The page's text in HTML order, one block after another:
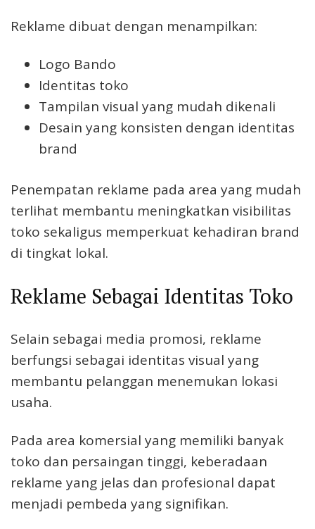
Reklame dibuat dengan menampilkan:
Logo Bando
Identitas toko
Tampilan visual yang mudah dikenali
Desain yang konsisten dengan identitas
brand
Penempatan reklame pada area yang mudah
terlihat membantu meningkatkan visibilitas
toko sekaligus memperkuat kehadiran brand
di tingkat lokal.
Reklame Sebagai Identitas Toko
Selain sebagai media promosi, reklame
berfungsi sebagai identitas visual yang
membantu pelanggan menemukan lokasi
usaha.
Pada area komersial yang memiliki banyak
toko dan persaingan tinggi, keberadaan
reklame yang jelas dan profesional dapat
menjadi pembeda yang signifikan.